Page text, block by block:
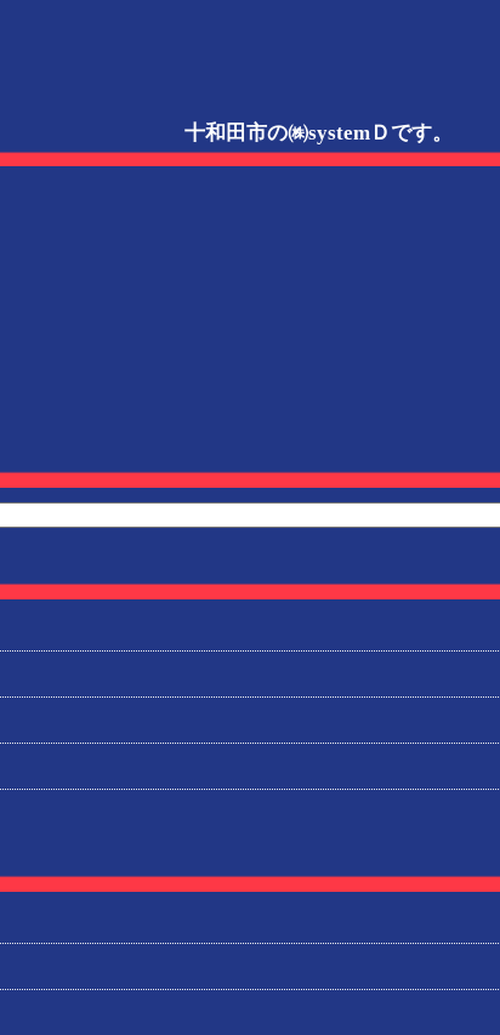
十和田市の㈱systemＤです。